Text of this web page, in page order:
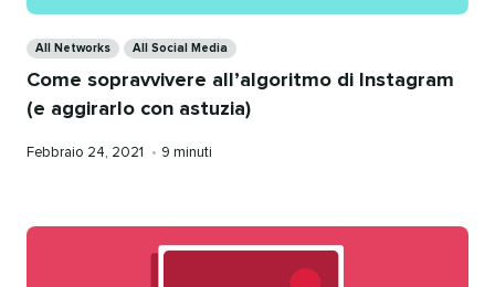
All Networks All Social Media
Come sopravvivere all’algoritmo di Instagram
(e aggirarlo con astuzia)
Pubblicato
Febbraio 24, 2021 • Tempo
9 minuti